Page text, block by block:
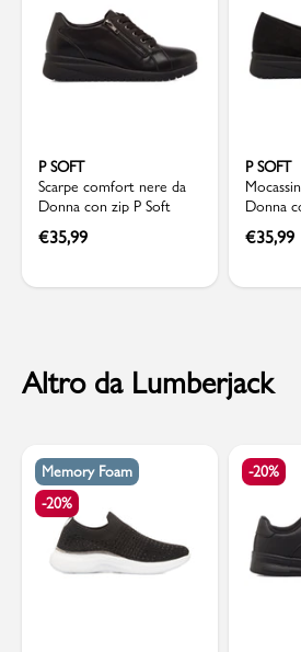
P SOFT
Scarpe comfort nere da
Donna con zip P Soft
€35,99
P SOFT
Donna
€35,99
Altro da Lumberjack
Memory Foam
-20%
-20%